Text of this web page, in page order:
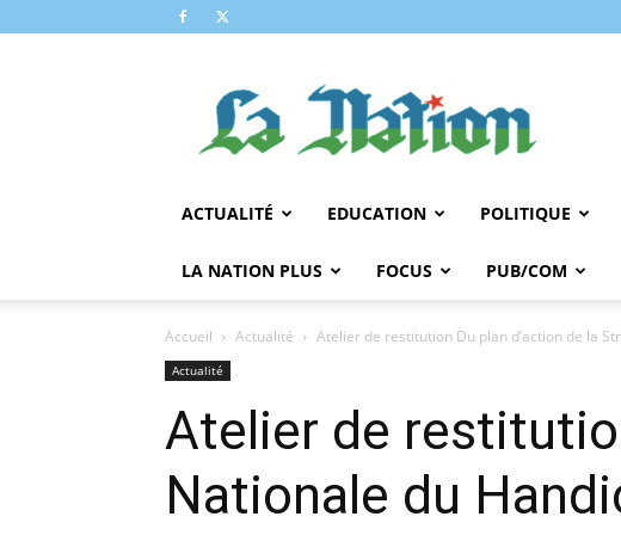
NATION
ACTUALITÉ EDUCATION POLITIQUE
LA NATION PLUS FOCUS PUB/COM
Accueil Actualité Atelier de restitution Du plan d’action de la
Actualité
Atelier de
Nationale du